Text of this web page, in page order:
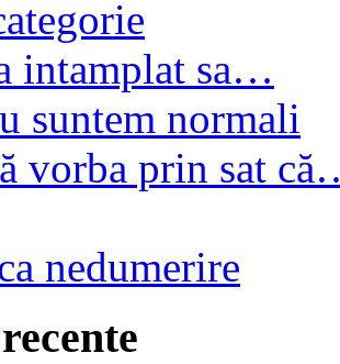
intamplat sa…
suntem normali
vorba prin sat
nedumerire